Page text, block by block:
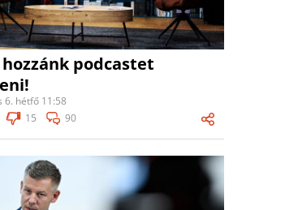
hozzánk podcastet
6. hétfő 11:58
15 90